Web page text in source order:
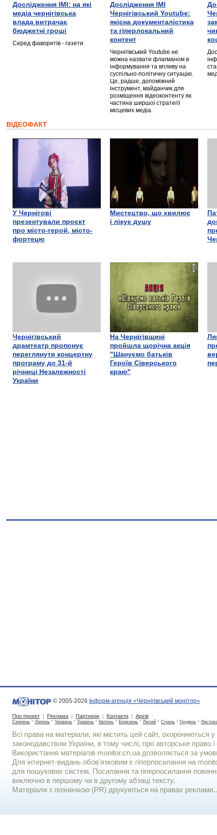
Дослідження ІМІ: на які
медіа чернігівська
влада витрачає
бюджетні гроші
Серед фаворитів - газети
Дослідження ІМІ
Чернігівський Youtube:
якісна документалістика
та гіперлокальний
контент
Чернігівський Youtube не
можна назвати флагманом в
інформування та впливу на
суспільно-політичну ситуацію.
Це, радше, допоміжний
інструмент, майданчик для
розміщення відеоконтенту як
частина ширшої стратегії
місцевих медіа.
ВІДЕОФАКТ
У Чернігові
презентували проєкт
про місто-герой, місто-
фортецю
Мистецтво, що хвилює
і лікує душу
Чернігівський
драмтеатр пропонує
переглянути концертну
програму до 31-й
річниці Незалежності
України
На Чернігівщині
пройшла щорічна акція
"Шануємо батьків
Героїв Сіверського
краю"
© 2005-2026 Інформ-агенція «Чернігівський монітор»
Про проект | Реклама | Партнери | Контакти | Архів :
Серпень * Липень * Червень * Травень * Квітень * Березень * Лютий * Січень * Грудень *
Всі права на матеріали, які містить цей сайт, охороняються у
законодавством України, в тому числі, про авторське право і
Використання матерiалiв monitor.cn.ua дозволяється за
Для iнтернет-видань обов'язковим є гiперпосилання на
для пошукових систем. Посилання та гіперпосилання
виключно в першому чи в другому абзаці тексту.
Матеріали з позначкою (PR) друкуються на правах реклами..